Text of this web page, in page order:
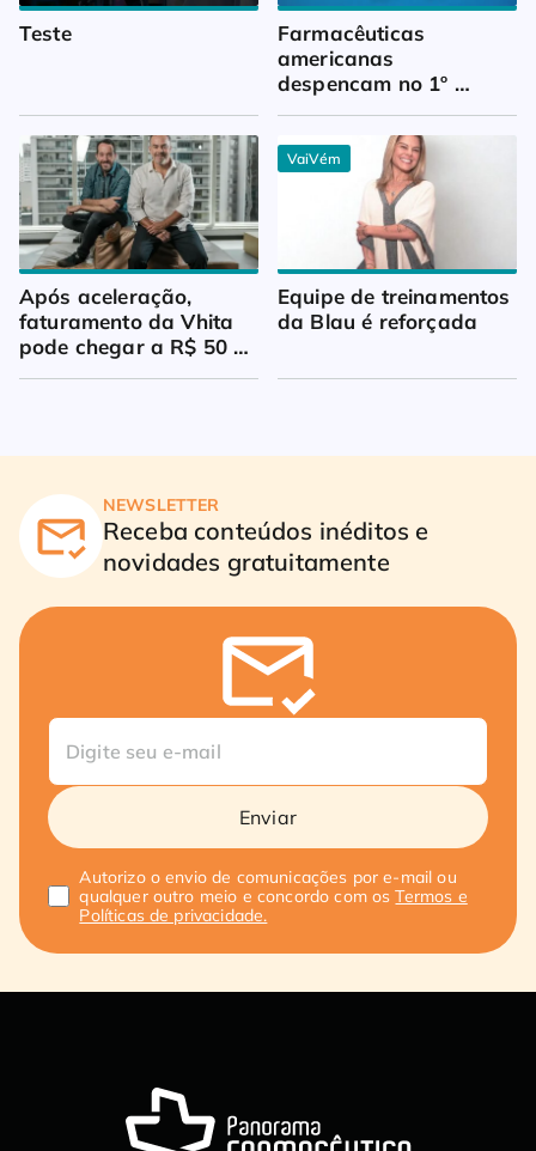
Teste
Farmacêuticas
americanas
despencam no 1º
Após aceleração,
faturamento da Vhita
pode chegar a R$ 50
milhões
VaiVém
Equipe de treinamentos
da Blau é reforçada
NEWSLETTER
Receba conteúdos inéditos e
novidades gratuitamente
Enviar
Autorizo o envio de comunicações por e-mail ou
qualquer outro meio e concordo com osTermos e
Políticas de privacidade.